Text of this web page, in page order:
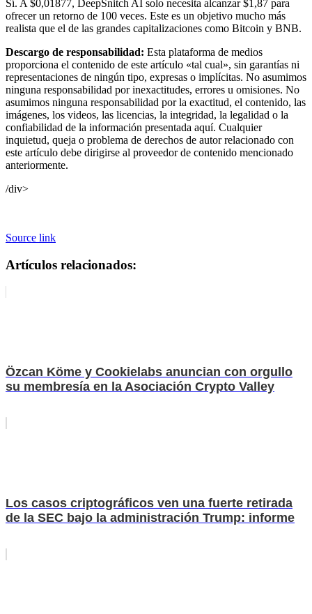
Sí. A $0,01877, DeepSnitch AI solo necesita alcanzar $1,87 para
ofrecer un retorno de 100 veces. Este es un objetivo mucho más
realista que el de las grandes capitalizaciones como Bitcoin y BNB.
Descargo de responsabilidad: Esta plataforma de medios
proporciona el contenido de este artículo «tal cual», sin garantías ni
representaciones de ningún tipo, expresas o implícitas. No asumimos
ninguna responsabilidad por inexactitudes, errores u omisiones. No
asumimos ninguna responsabilidad por la exactitud, el contenido, las
imágenes, los videos, las licencias, la integridad, la legalidad o la
confiabilidad de la información presentada aquí. Cualquier
inquietud, queja o problema de derechos de autor relacionado con
este artículo debe dirigirse al proveedor de contenido mencionado
anteriormente.
/div>
Source link
Artículos relacionados:
Özcan Köme y Cookielabs anuncian con orgullo
su membresía en la Asociación Crypto Valley
Los casos criptográficos ven una fuerte retirada
de la SEC bajo la administración Trump: informe